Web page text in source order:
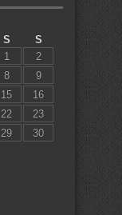
S
S
1
2
8
9
15
16
22
23
29
30